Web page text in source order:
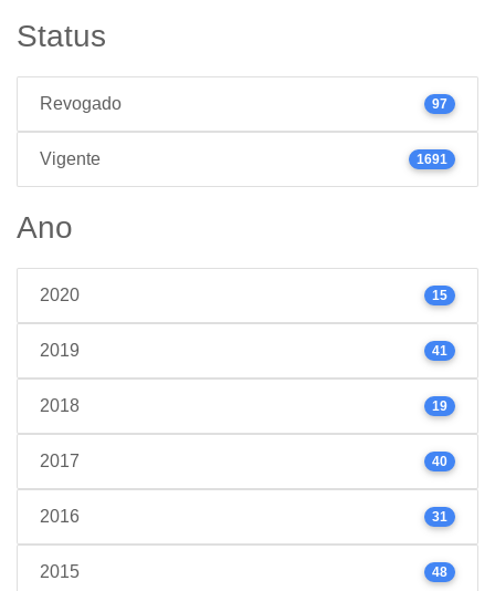
Status
Revogado 97
Vigente 1691
Ano
2020 15
2019 41
2018 19
2017 40
2016 31
2015 48